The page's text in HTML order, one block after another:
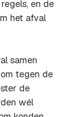
en de
het afval
samen
tegen de
de
wél